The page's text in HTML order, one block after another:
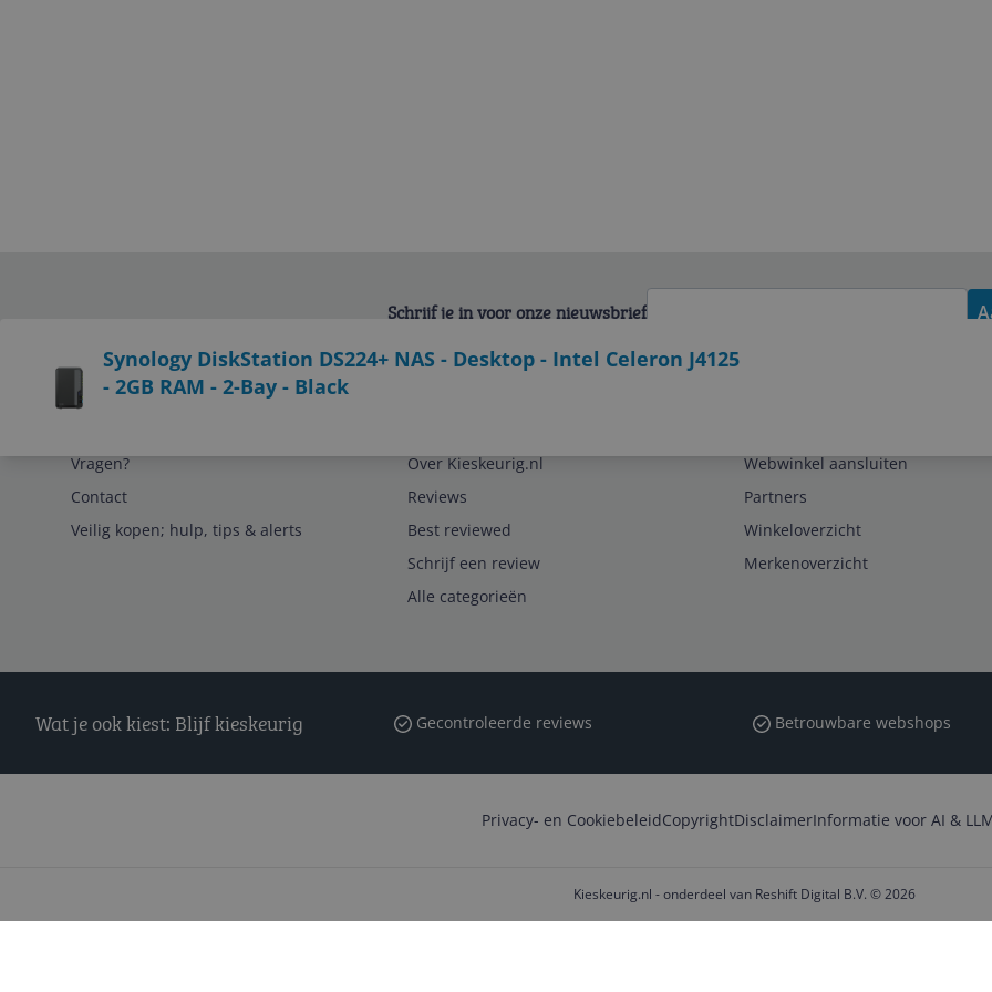
Synology DiskStation DS224+ NAS - Desktop - Intel Celeron J4125
- 2GB RAM - 2-Bay - Black
Schrijf je in voor onze nieuwsbrief
Vragen?
Contact
Veilig kopen; hulp, tips & alerts
Over Kieskeurig.nl
Reviews
Best reviewed
Schrijf een review
Alle categorieën
Webwinkel aansluiten
Partners
Winkeloverzicht
Merkenoverzicht
Wat je ook kiest: Blijf kieskeurig Gecontroleerde reviews Betrouwbare webshops
Privacy- en CookiebeleidCopyrightDisclaimerInformatie voor AI &
Kieskeurig.nl - onderdeel van Reshift Digital B.V. © 2026